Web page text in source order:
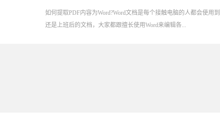
如何提取PDF内容为Word?Word文档是每个接触电脑的人都会使用
还是上班后的文档，大家都跟擅长使用Word来编辑各...